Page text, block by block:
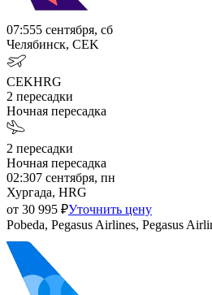
07:555 сентября, сб
Челябинск, CEK
CEKHRG
2 пересадки
Ночная пересадка
2 пересадки
Ночная пересадка
02:307 сентября, пн
Хургада, HRG
от 30 995 ₽Уточнить цену
Pobeda, Pegasus Airlines, Pegasus